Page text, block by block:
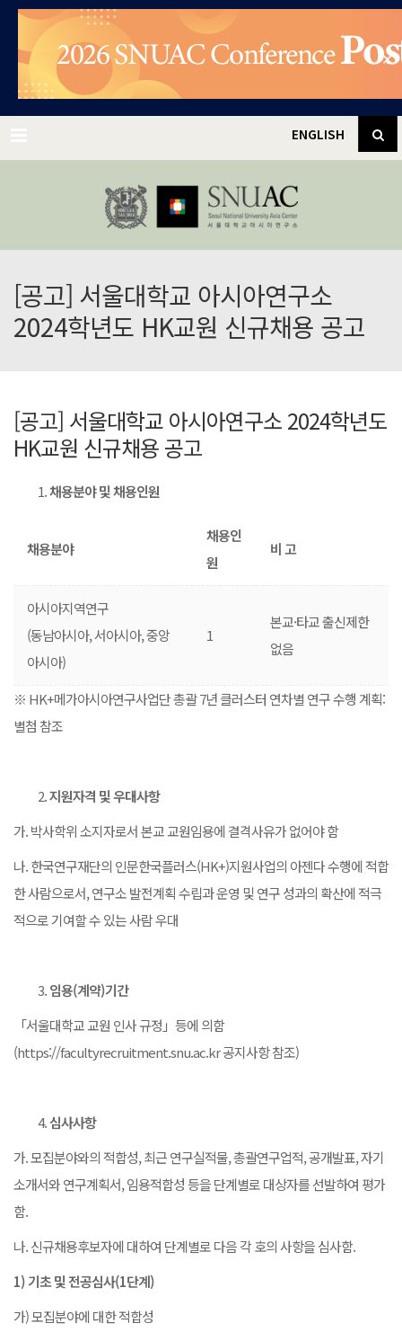
✕
ENGLISH
[공고] 서울대학교 아시아연구소
2024학년도 HK교원 신규채용 공고
[공고] 서울대학교 아시아연구소 2024학년도
HK교원 신규채용 공고
채용분야 및 채용인원
채용분야
채용인
원
비 고
아시아지역연구
(동남아시아, 서아시아, 중앙
아시아)
1
본교·타교 출신제한
없음
※ HK+메가아시아연구사업단 총괄 7년 클러스터 연차별 연구 수행 계획:
별첨 참조
지원자격 및 우대사항
가. 박사학위 소지자로서 본교 교원임용에 결격사유가 없어야 함
나. 한국연구재단의 인문한국플러스(HK+)지원사업의 아젠다 수행에 적합
한 사람으로서, 연구소 발전계획 수립과 운영 및 연구 성과의 확산에 적극
적으로 기여할 수 있는 사람 우대
임용(계약)기간
「서울대학교 교원 인사 규정」등에 의함
(https://facultyrecruitment.snu.ac.kr 공지사항 참조)
심사사항
가. 모집분야와의 적합성, 최근 연구실적물, 총괄연구업적, 공개발표, 자기
소개서와 연구계획서, 임용적합성 등을 단계별로 대상자를 선발하여 평가
함.
나. 신규채용후보자에 대하여 단계별로 다음 각 호의 사항을 심사함.
1)기초 및 전공심사(1단계)
가) 모집분야에 대한 적합성